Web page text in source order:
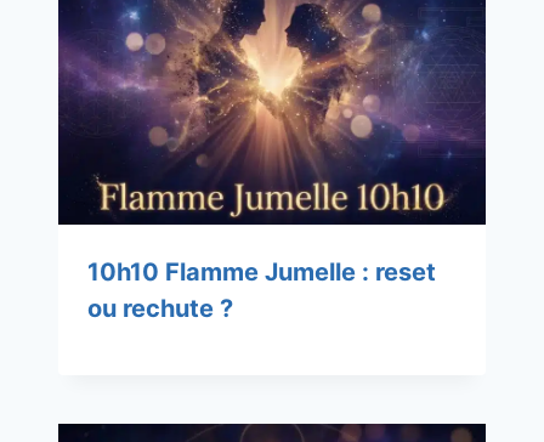
10h10 Flamme Jumelle : reset
ou rechute ?